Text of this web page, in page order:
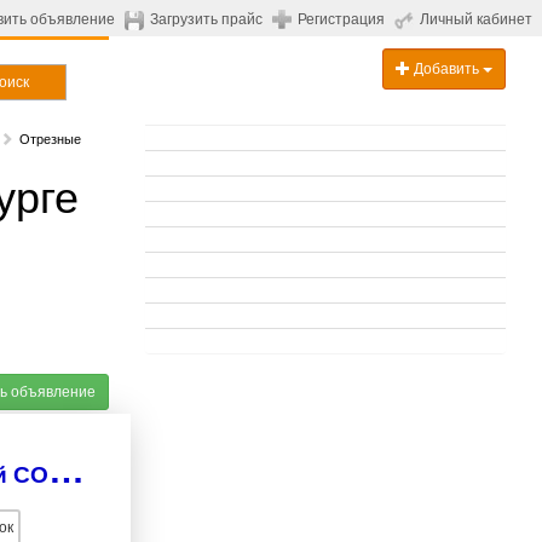
объявление Загрузить прайс Регистрация Личный кабинет
Добавить
Отрезные
объявление
С
танок абразивно отрезной поворотный СОП-400